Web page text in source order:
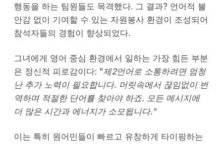
행동을 하는 팀원들도 목격했다. 그 결과? 언어적 불
안감 없이 기여할 수 있는 자원봉사 환경이 조성되어
참석자들의 경험이 향상되었다.
그녀에게 영어 중심 환경에서 일하는 가장 힘든 부분
은 정신적 피로감이다: "제2언어로 소통하려면 엄청
난 추가 노력이 필요합니다. 머릿속에서 끊임없이 번
역하며 적절한 단어를 찾아야 하죠. 모든 메시지에
더 많은 시간과 에너지가 소모됩니다."
이는 특히 원어민들이 빠르고 유창하게 타이핑하는